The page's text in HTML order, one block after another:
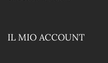
IL MIO ACCOUNT